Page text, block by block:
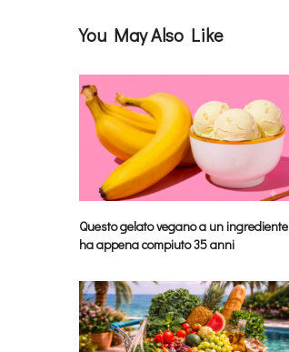
You May Also Like
Questo gelato vegano a un ingrediente
ha appena compiuto 35 anni